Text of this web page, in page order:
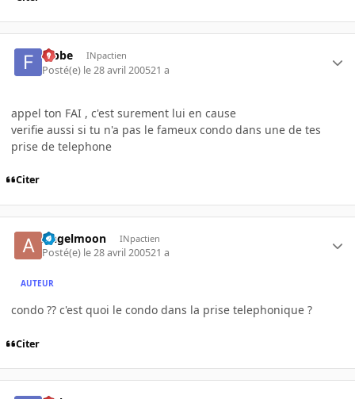
fabbe INpactien
Posté(e) le 28 avril 200521 a
appel ton FAI , c'est surement lui en cause
verifie aussi si tu n'a pas le fameux condo dans une de tes
prise de telephone
Citer
Angelmoon INpactien
Posté(e) le 28 avril 200521 a
AUTEUR
condo ?? c'est quoi le condo dans la prise telephonique ?
Citer